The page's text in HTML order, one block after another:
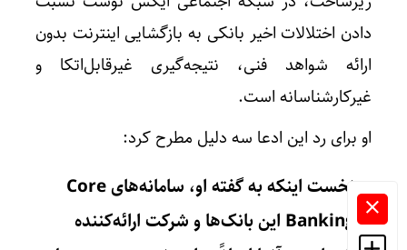
دادن اختلالات اخیر بانکی به بازگشایی اینترنت بدون
ارائه شواهد فنی، نتیجه‌گیری غیرقابل‌اتکا و
غیرکارشناسانه است.
او برای رد این ادعا سه دلیل مطرح کرد:
نخست اینکه به گفته او، سامانه‌های Core
Banking این بانک‌ها و شرکت ارائه‌کننده